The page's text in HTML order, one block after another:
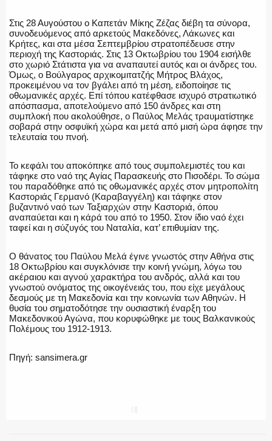
Στις 28 Αυγούστου ο Καπετάν Μίκης Ζέζας διέβη τα σύνορα,
συνοδευόμενος από αρκετούς Μακεδόνες, Λάκωνες και
Κρήτες, και στα μέσα Σεπτεμβρίου στρατοπέδευσε στην
περιοχή της Καστοριάς. Στις 13 Οκτωβρίου του 1904 εισήλθε
στο χωριό Στάτιστα για να αναπαυτεί αυτός και οι άνδρες του.
Όμως, ο Βούλγαρος αρχικομιτατζής Μήτρος Βλάχος,
προκειμένου να τον βγάλει από τη μέση, ειδοποίησε τις
οθωμανικές αρχές. Επί τόπου κατέφθασε ισχυρό στρατιωτικό
απόσπασμα, αποτελούμενο από 150 άνδρες και στη
συμπλοκή που ακολούθησε, ο Παύλος Μελάς τραυματίστηκε
σοβαρά στην οσφυϊκή χώρα και μετά από μισή ώρα άφησε την
τελευταία του πνοή.
Το κεφάλι του αποκόπηκε από τους συμπολεμιστές του και
τάφηκε στο ναό της Αγίας Παρασκευής στο Πισοδέρι. Το σώμα
του παραδόθηκε από τις οθωμανικές αρχές στον μητροπολίτη
Καστοριάς Γερμανό (Καραβαγγέλη) και τάφηκε στον
βυζαντινό ναό των Ταξιαρχών στην Καστοριά, όπου
αναπαύεται και η κάρά του από το 1950. Στον ίδιο ναό έχει
ταφεί και η σύζυγός του Ναταλία, κατ’ επιθυμίαν της.
Ο θάνατος του Παύλου Μελά έγινε γνωστός στην Αθήνα στις
18 Οκτωβρίου και συγκλόνισε την κοινή γνώμη, λόγω του
ακέραιου και αγνού χαρακτήρα του ανδρός, αλλά και του
γνωστού ονόματος της οικογένειάς του, που είχε μεγάλους
δεσμούς με τη Μακεδονία και την κοινωνία των Αθηνών. Η
θυσία του σηματοδότησε την ουσιαστική έναρξη του
Μακεδονικού Αγώνα, που κορυφώθηκε με τους Βαλκανικούς
Πολέμους του 1912-1913.
Πηγή: sansimera.gr